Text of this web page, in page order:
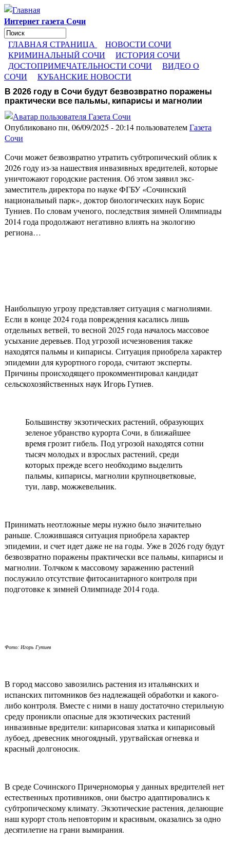
Перейти к основному содержанию
Интернет газета Сочи
Форма поиска
Поиск
ГЛАВНАЯ СТРАНИЦА
НОВОСТИ СОЧИ
КРИМИНАЛЬНЫЙ СОЧИ
ИСТОРИЯ СОЧИ
ДОСТОПРИМЕЧАТЕЛЬНОСТИ СОЧИ
ВИДЕО О
СОЧИ
КУБАНСКИЕ НОВОСТИ
В 2026 году в Сочи будут безвозвратно поражены
практически все пальмы, кипарисы и магнолии
Опубликовано пн, 06/09/2025 - 20:14 пользователемГазета
Сочи
Сочи может безвозвратно утратить субтропический облик к
2026 году из-за нашествия инвазивных вредителей, которые
уничтожают городские растения. Об этом заявил экс-
заместитель директора по науке ФГБУ «Сочинский
национальный парк», доктор биологических наук Борис
Туниев. По словам ученого, последствия зимней Олимпиады
2014 года продолжают негативно влиять на экологию
региона…
Наибольшую угрозу представляет ситуация с магнолиями.
Если в конце 2024 года повреждения касались лишь
отдельных ветвей, то весной 2025 года началось массовое
усыхание деревьев. Под угрозой исчезновения также
находятся пальмы и кипарисы. Ситуация приобрела характер
эпидемии для курортного города, считают эксперты.
Причины происходящего прокомментировал кандидат
сельскохозяйственных наук Игорь Гутиев.
Большинству экзотических растений, образующих
зеленое убранство курорта Сочи, в ближайшее
время грозит гибель. Под угрозой находятся сотни
тысяч молодых и взрослых растений, среди
которых прежде всего необходимо выделить
пальмы, кипарисы, магнолии крупноцветковые,
туи, лавр, можжевельник.
Принимать неотложные меры нужно было значительно
раньше. Сложившаяся ситуация приобрела характер
эпидемии, и счет идет даже не на годы. Уже в 2026 году будут
безвозвратно поражены практически все пальмы, кипарисы и
магнолии. Толчком к массовому заражению растений
послужило отсутствие фитосанитарного контроля при
подготовке к зимней Олимпиаде 2014 года.
Фото: Игорь Гутиев
В город массово завозились растения из итальянских и
испанских питомников без надлежащей обработки и какого-
либо контроля. Вместе с ними в нашу достаточно стерильную
среду проникли опасные для экзотических растений
инвазивные вредители: кипарисовая златка и кипарисовый
лубоед, древесник многоядный, уругвайская огневка и
красный долгоносик.
В среде Сочинского Причерноморья у данных вредителей нет
естественных противников, они быстро адаптировались к
субтропическому климату. Экзотические растения, делающие
наш курорт столь неповторим и красивым, оказались за одно
десятилетие на грани вымирания.